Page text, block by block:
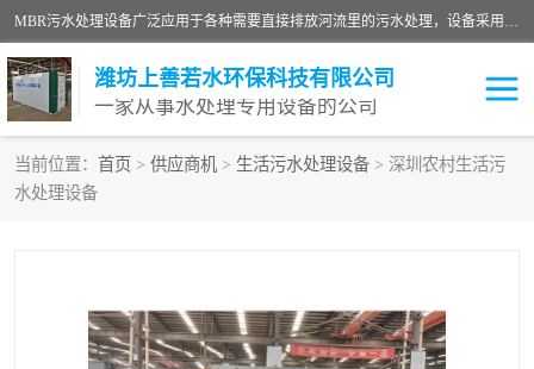
MBR污水处理设备广泛应用于各种需要直接排放河流里的污水处理，设备采用膜生物反应器（Membrane Bioreactor,简称MBR〕技术，取代了传统工艺中的二沉池，它可以*地进行固液分离，得到直接使用的稳定中水，又可在生物池内维持高浓度的微生物量，工艺剩余污泥少，极有效地去除氨氮，出水悬浮物和浊度接近于零，出水中细菌和病毒被大幅度去除，能耗低，占地面积小。
潍坊上善若水环保科技有限公司
一家从事水处理专用设备的公司
当前位置： 首页 > 供应商机 > 生活污水处理设备 > 深圳农村生活污
水处理设备
污水处理设备
洗涤污水处理设备 实验室污水处理设备